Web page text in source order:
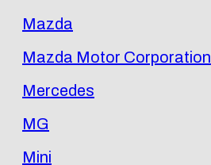
Mazda
Mazda Motor Corporation
Mercedes
MG
Mini